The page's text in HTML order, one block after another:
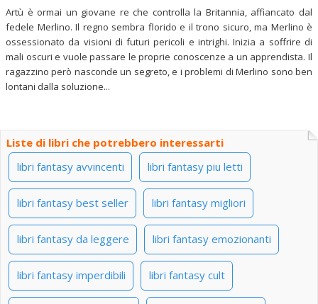
Artù è ormai un giovane re che controlla la Britannia, affiancato dal
fedele Merlino. Il regno sembra florido e il trono sicuro, ma Merlino è
ossessionato da visioni di futuri pericoli e intrighi. Inizia a soffrire di
mali oscuri e vuole passare le proprie conoscenze a un apprendista. Il
ragazzino però nasconde un segreto, e i problemi di Merlino sono ben
lontani dalla soluzione...
Liste di libri che potrebbero interessarti
libri fantasy avvincenti
libri fantasy piu letti
libri fantasy best seller libri fantasy migliori
libri fantasy da leggere libri fantasy emozionanti
libri fantasy imperdibili libri fantasy cult